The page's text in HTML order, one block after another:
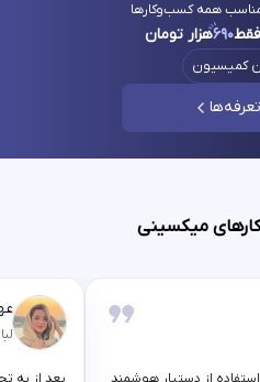
همه کسب‌وکارها
۶۹۰هزار تومان
کمیسیون
میکسینی